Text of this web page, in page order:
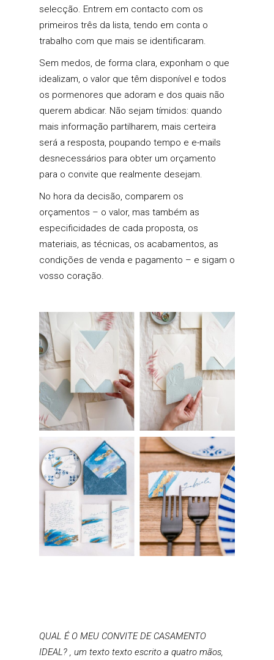
selecção. Entrem em contacto com os
primeiros três da lista, tendo em conta o
trabalho com que mais se identificaram.
Sem medos, de forma clara, exponham o que
idealizam, o valor que têm disponível e todos
os pormenores que adoram e dos quais não
querem abdicar. Não sejam tímidos: quando
mais informação partilharem, mais certeira
será a resposta, poupando tempo e e-mails
desnecessários para obter um orçamento
para o convite que realmente desejam.
No hora da decisão, comparem os
orçamentos – o valor, mas também as
especificidades de cada proposta, os
materiais, as técnicas, os acabamentos, as
condições de venda e pagamento – e sigam o
vosso coração.
QUAL É O MEU CONVITE DE CASAMENTO
IDEAL? , um texto texto escrito a quatro mãos,